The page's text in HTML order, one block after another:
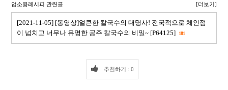
업소용레시피 관련글 [더보기]
[2021-11-05] [동영상]얼큰한 칼국수의 대명사! 전국적으로 체인점
이 넘치고 너무나 유명한 공주 칼국수의 비밀~ [P64125]
181
추천하기 : 0